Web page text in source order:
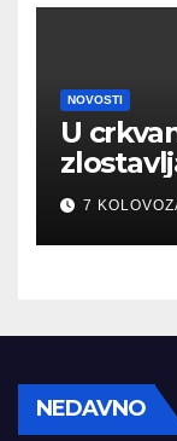
NOVOSTI
U
Papa
7
NEDAVNO